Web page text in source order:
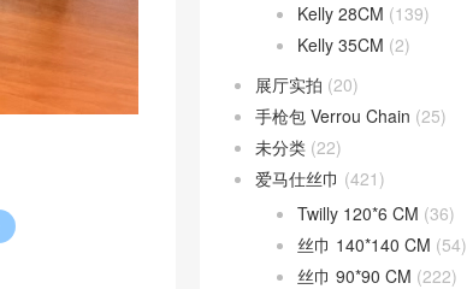
Kelly 28CM (139)
Kelly 35CM (2)
展厅实拍 (20)
手枪包 Verrou Chain (25)
未分类 (22)
爱马仕丝巾 (421)
Twilly 120*6 CM (36)
丝巾 140*140 CM (54)
丝巾 90*90 CM (222)